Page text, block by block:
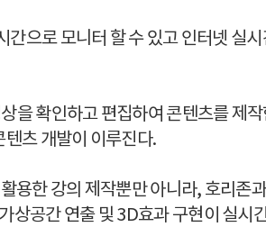
으로 모니터 할 수 있고 인터넷 실
을 확인하고 편집하여 콘텐츠를 제
츠 개발이 이루진다.
용한 강의 제작뿐만 아니라, 호리존
상공간 연출 및 3D효과 구현이 실시